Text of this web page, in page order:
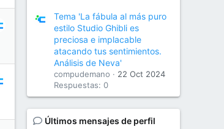
Tema 'La fábula al más puro
estilo Studio Ghibli es
preciosa e implacable
atacando tus sentimientos.
Análisis de Neva'
compudemano
22 Oct 2024
Respuestas: 0
Últimos mensajes de perfil